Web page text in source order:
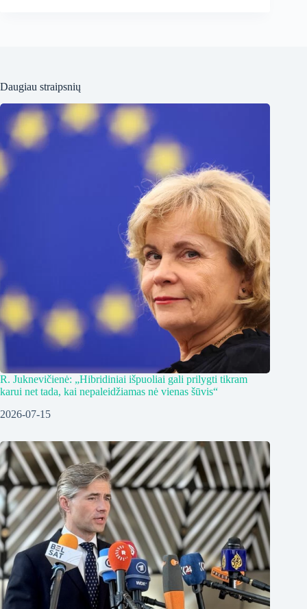
Daugiau straipsnių
R. Juknevičienė: „Hibridiniai išpuoliai gali prilygti tikram
karui net tada, kai nepaleidžiamas nė vienas šūvis“
2026-07-15